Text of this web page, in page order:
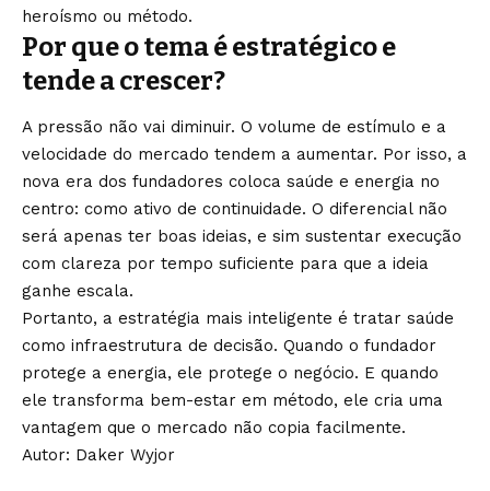
heroísmo ou método.
Por que o tema é estratégico e
tende a crescer?
A pressão não vai diminuir. O volume de estímulo e a
velocidade do mercado tendem a aumentar. Por isso, a
nova era dos fundadores coloca saúde e energia no
centro: como ativo de continuidade. O diferencial não
será apenas ter boas ideias, e sim sustentar execução
com clareza por tempo suficiente para que a ideia
ganhe escala.
Portanto, a estratégia mais inteligente é tratar saúde
como infraestrutura de decisão. Quando o fundador
protege a energia, ele protege o negócio. E quando
ele transforma bem-estar em método, ele cria uma
vantagem que o mercado não copia facilmente.
Autor: Daker Wyjor